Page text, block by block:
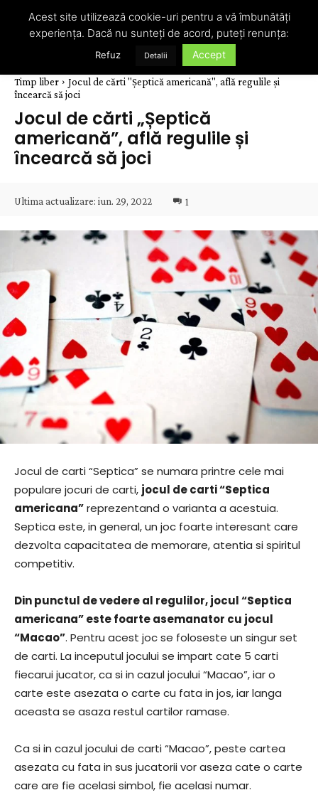
Timp liber
Jocul de cărti "Șeptică americană", află regulile și
încearcă să joci
Jocul de cărti „Șeptică
americană”, află regulile și
încearcă să joci
Ultima actualizare: iun. 29, 2022 1
Jocul de carti “Septica” se numara printre cele mai
populare jocuri de carti, jocul de carti “Septica
americana”reprezentand o varianta a acestuia.
Septica este, in general, un joc foarte interesant care
dezvolta capacitatea de memorare, atentia si spiritul
competitiv.
Din punctul de vedere al regulilor, jocul “Septica
americana” este foarte asemanator cu jocul
“Macao”. Pentru acest joc se foloseste un singur set
de carti. La inceputul jocului se impart cate 5 carti
fiecarui jucator, ca si in cazul jocului “Macao”, iar o
carte este asezata o carte cu fata in jos, iar langa
aceasta se asaza restul cartilor ramase.
Ca si in cazul jocului de carti “Macao”, peste cartea
asezata cu fata in sus jucatorii vor aseza cate o carte
care are fie acelasi simbol, fie acelasi numar.
Acest site utilizează cookie-uri pentru a vă îmbunătăți
experiența. Dacă nu sunteți de acord, puteți renunța:
Refuz Detalii Accept